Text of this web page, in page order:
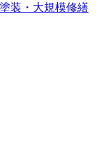
装・大規模修繕